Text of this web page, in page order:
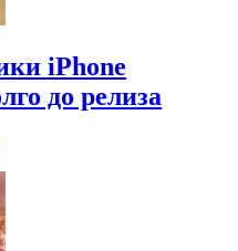
iPhone
до релиза